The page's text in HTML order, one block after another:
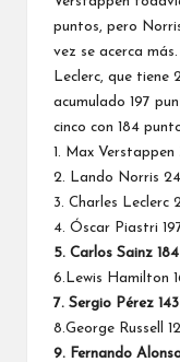
puntos, pero
vez se acerca
Leclerc, que tiene
acumulado 197
cinco con 184
1. Max
2.
Lando Norris
3. Charles Leclerc
4. Óscar Piastri
5. Carlos Sainz
6. Lewis Hamilton
7. Sergio Pérez
8. George Russell
9. Fernando